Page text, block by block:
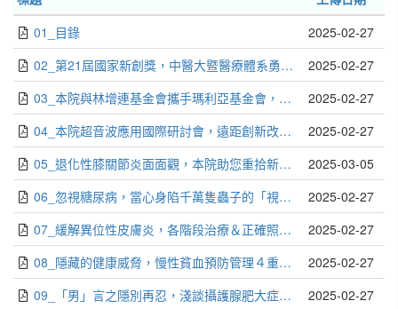
01_目錄
2025-02-27
02_第21屆國家新創獎，中醫大暨醫療體系勇奪17項大獎_編輯部
2025-02-27
03_本院與林增連基金會攜手瑪利亞基金會，慈善音樂會傳遞愛和溫暖_編輯部
2025-02-27
04_本院超音波應用國際研討會，遠距創新改善偏鄉醫療_編輯部
2025-02-27
05_退化性膝關節炎面面觀，本院助您重拾新「膝」望_郭書瑞
2025-03-05
06_忽視糖尿病，當心身陷千萬隻蟲子的「視」界_童筱凡
2025-02-27
07_緩解異位性皮膚炎，各階段治療＆正確照護觀念_沈冠宇
2025-02-27
08_隱藏的健康威脅，慢性貧血預防管理４重點_陳姿婷
2025-02-27
09_「男」言之隱別再忍，淺談攝護腺肥大症狀與治療_邱亮維
2025-02-27